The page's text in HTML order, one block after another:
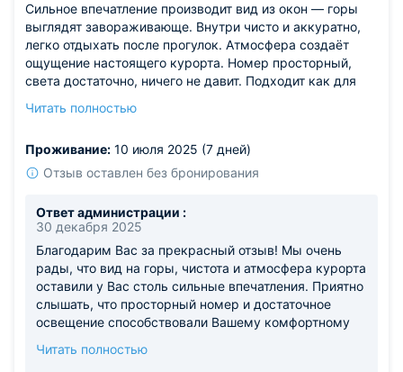
Сильное впечатление производит вид из окон — горы
выглядят завораживающе. Внутри чисто и аккуратно,
легко отдыхать после прогулок. Атмосфера создаёт
ощущение настоящего курорта. Номер просторный,
света достаточно, ничего не давит. Подходит как для
спокойствие.
Читать полностью
Проживание: 10 июля 2025 (7 дней)
Отзыв оставлен без бронирования
Ответ администрации :
30 декабря 2025
Благодарим Вас за прекрасный отзыв! Мы очень
рады, что вид на горы, чистота и атмосфера курорта
оставили у Вас столь сильные впечатления. Приятно
слышать, что просторный номер и достаточное
освещение способствовали Вашему комфортному
прохладно. Мы обязательно учтем этот комментарий
Читать полностью